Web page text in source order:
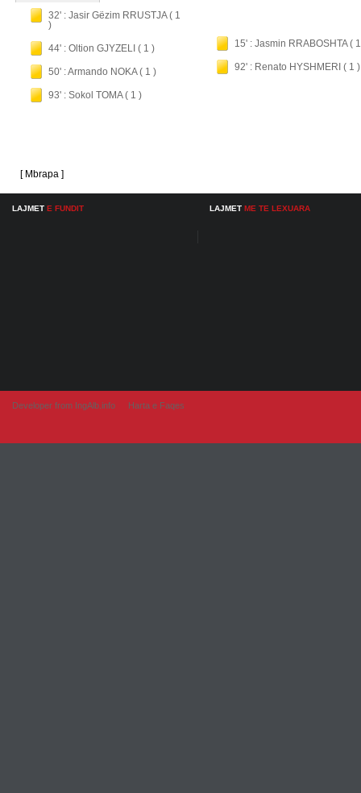
32' : Jasir Gëzim RRUSTJA ( 1
)
44' : Oltion GJYZELI ( 1 )
50' : Armando NOKA ( 1 )
93' : Sokol TOMA ( 1 )
15' : Jasmin RRABOSHTA (
92' : Renato HYSHMERI ( 1 )
[ Mbrapa ]
LAJMET E FUNDIT LAJMET ME TE LEXUARA
Developer from IngAlb.info Harta e Faqes